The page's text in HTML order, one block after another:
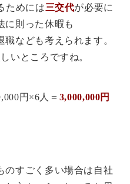
ためには三交代が必要に
に則った休暇も
なども考えられます。
いところですね。
円×6人＝ 3,000,000円
のすごく多い場合は自社